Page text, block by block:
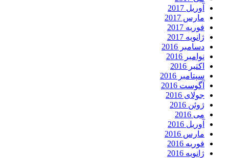
آوریل 2017
مارس 2017
فوریه 2017
ژانویه 2017
دسامبر 2016
نوامبر 2016
اکتبر 2016
سپتامبر 2016
آگوست 2016
جولای 2016
ژوئن 2016
می 2016
آوریل 2016
مارس 2016
فوریه 2016
ژانویه 2016